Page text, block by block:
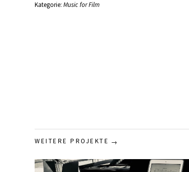
Kategorie: Music for Film
WEITERE PROJEKTE